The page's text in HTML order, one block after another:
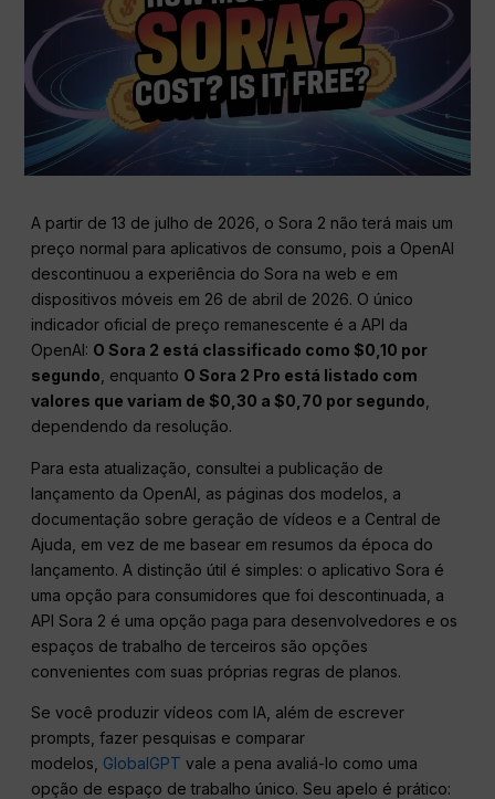
A partir de 13 de julho de 2026, o Sora 2 não terá mais um
preço normal para aplicativos de consumo, pois a OpenAI
descontinuou a experiência do Sora na web e em
dispositivos móveis em 26 de abril de 2026. O único
indicador oficial de preço remanescente é a API da
OpenAI: O Sora 2 está classificado como $0,10 por
segundo , enquanto O Sora 2 Pro está listado com
valores que variam de $0,30 a $0,70 por segundo
dependendo da resolução.
Para esta atualização, consultei a publicação de
lançamento da OpenAI, as páginas dos modelos, a
documentação sobre geração de vídeos e a Central de
Ajuda, em vez de me basear em resumos da época do
lançamento. A distinção útil é simples: o aplicativo Sora é
uma opção para consumidores que foi descontinuada, a
API Sora 2 é uma opção paga para desenvolvedores e os
espaços de trabalho de terceiros são opções
convenientes com suas próprias regras de planos.
Se você produzir vídeos com IA, além de escrever
prompts, fazer pesquisas e comparar
modelos, GlobalGPT vale a pena avaliá-lo como uma
opção de espaço de trabalho único. Seu apelo é prático: